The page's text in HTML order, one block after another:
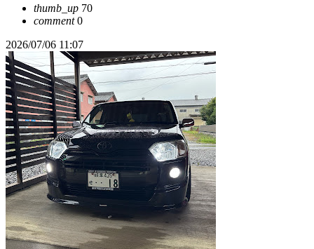
thumb_up 70
comment0
2026/07/06 11:07